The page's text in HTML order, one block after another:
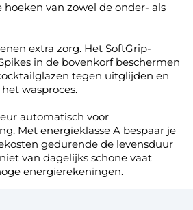
van zowel de onder- als
extra zorg. Het SoftGrip-
in de bovenkorf beschermen
tegen uitglijden en
wasproces.
automatisch voor
Met energieklasse A bespaar je
gedurende de levensduur
van dagelijks schone vaat
energierekeningen.